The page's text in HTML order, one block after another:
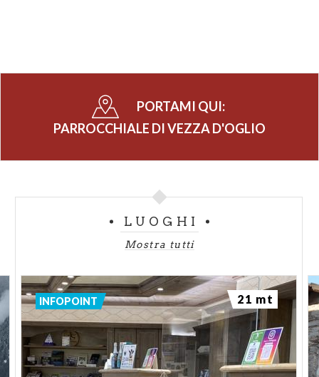
PORTAMI QUI:
PARROCCHIALE DI VEZZA D'OGLIO
LUOGHI
Mostra tutti
INFOPOINT 21 mt